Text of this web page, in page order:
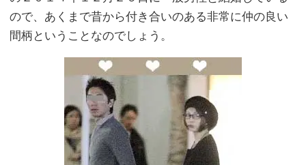
ので、あくまで昔から付き合いのある非常に仲の良い
間柄ということなのでしょう。